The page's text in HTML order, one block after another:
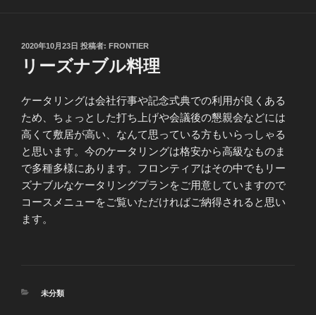
投
稿
日:
2020年10月23日 投稿者: FRONTIER
リーズナブル料理
ケータリングは会社行事や記念式典での利用が良くある
ため、ちょっとした打ち上げや会議後の懇親会などには
高くて敷居が高い、なんて思っている方もいらっしゃる
と思います。今のケータリングは格安から高級なものま
で多種多様にあります。フロンティアはその中でもリー
ズナブルなケータリングプランをご用意していますので
コースメニューをご覧いただければご納得されると思い
ます。
カ
未分類